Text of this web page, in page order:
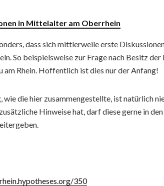
in Mittelalter am Oberrhein
dass sich mittlerweile erste
So beispielsweise zur Frage nach Besitz
am Rhein. Hoffentlich ist dies nur der Anfang!
wie die hier zusammengestellte, ist natürlich
Hinweise hat, darf diese gerne in
350